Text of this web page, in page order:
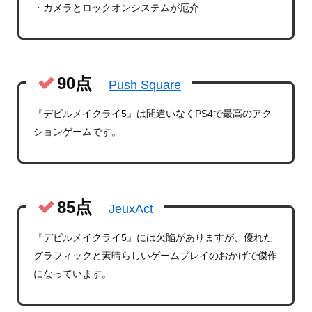
・カメラとロックオンシステムが厄介
90点 Push Square
『デビルメイクライ5』は間違いなくPS4で最高のアク
ションゲームです。
85点 JeuxAct
『デビルメイクライ5』には欠陥がありますが、優れた
グラフィックと素晴らしいゲームプレイのおかげで傑作
になっています。